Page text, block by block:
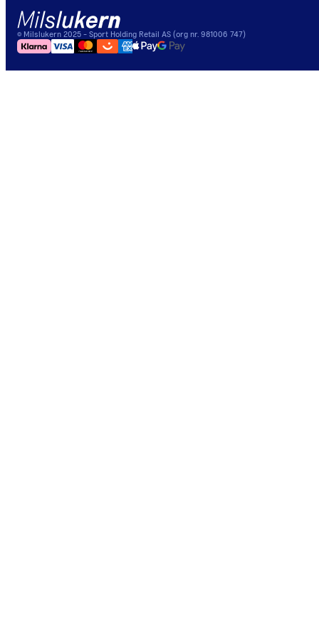
© Milslukern 2025 - Sport Holding Retail AS (org nr. 981006 747)